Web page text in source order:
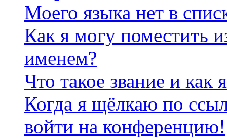
Моего языка нет в
Как я могу поместить
именем?
Что такое звание и как
Когда я щёлкаю по
войти на конференцию!